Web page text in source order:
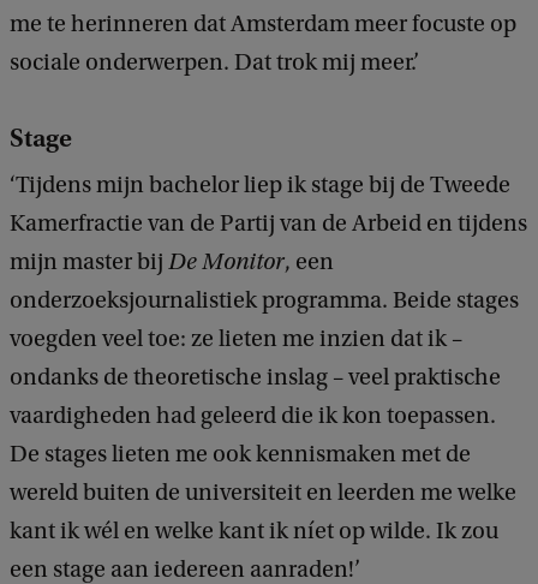
me te herinneren dat Amsterdam meer focuste op
sociale onderwerpen. Dat trok mij meer.’
Stage
‘Tijdens mijn bachelor liep ik stage bij de Tweede
Kamerfractie van de Partij van de Arbeid en tijdens
mijn master bij De Monitor, een
onderzoeksjournalistiek programma. Beide stages
voegden veel toe: ze lieten me inzien dat ik –
ondanks de theoretische inslag – veel praktische
vaardigheden had geleerd die ik kon toepassen.
De stages lieten me ook kennismaken met de
wereld buiten de universiteit en leerden me welke
kant ik wél en welke kant ik níet op wilde. Ik zou
een stage aan iedereen aanraden!’